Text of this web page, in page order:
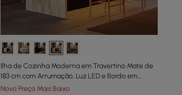
Ilha de Cozinha Moderna em Travertino Mate de
183 cm com Arrumação, Luz LED e Bordo em
Cascata
Novo Preço Mais Baixo